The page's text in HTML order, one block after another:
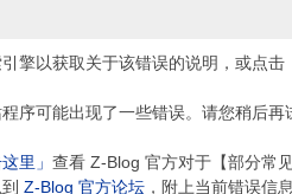
擎以获取关于该错误的说明，或点击
序可能出现了一些错误。请您稍后再
里」 查看 Z-Blog 官方对于【部分常
Z-Blog 官方论坛 ，附上当前错误信